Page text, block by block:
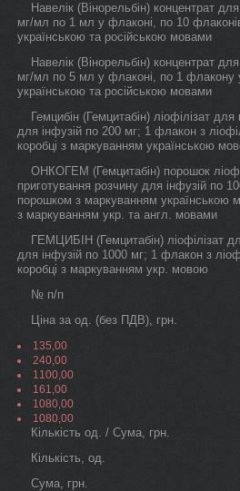
Навелік (Вінорельбін) концентрат
мг/мл по 1 мл у флаконі, по 10
українською та російською мовами
Навелік (Вінорельбін) концентрат
мг/мл по 5 мл у флаконі, по 1 флакону
українською та російською мовами
Гемцибін (Гемцитабін) ліофілізат
для інфузій по 200 мг; 1 флакон з
коробці з маркуванням українською
ОНКОГЕМ (Гемцитабін) порошок
приготування розчину для інфузій по
порошком з маркуванням українською
з маркуванням укр. та англ. мовами
ГЕМЦИБІН (Гемцитабін) ліофілізат
для інфузій по 1000 мг; 1 флакон з
коробці з маркуванням укр. мовою
№ п/п
Ціна за од. (без ПДВ), грн.
135,00
240,00
1100,00
161,00
1080,00
1080,00
Кількість од. / Сума, грн.
Кількість, од.
Сума, грн.